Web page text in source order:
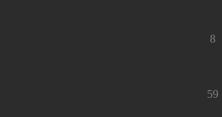
8
59